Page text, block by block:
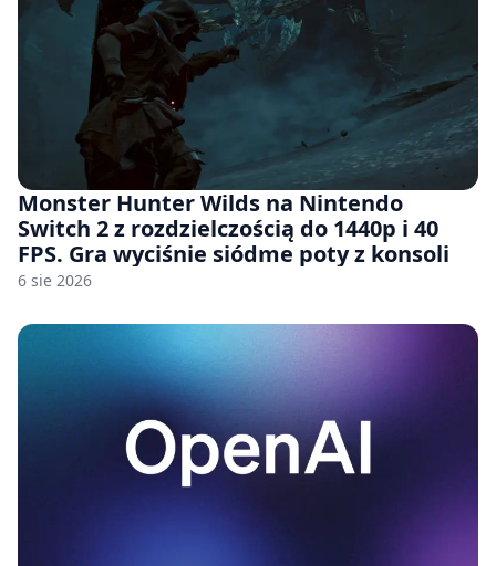
Monster Hunter Wilds na Nintendo
Switch 2 z rozdzielczością do 1440p i 40
FPS. Gra wyciśnie siódme poty z konsoli
6 sie 2026